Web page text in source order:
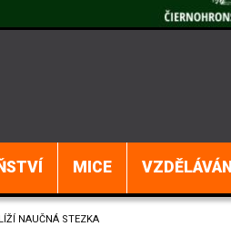
MICE VZDĚLÁVÁNÍ
NAUČNÁ STEZKA